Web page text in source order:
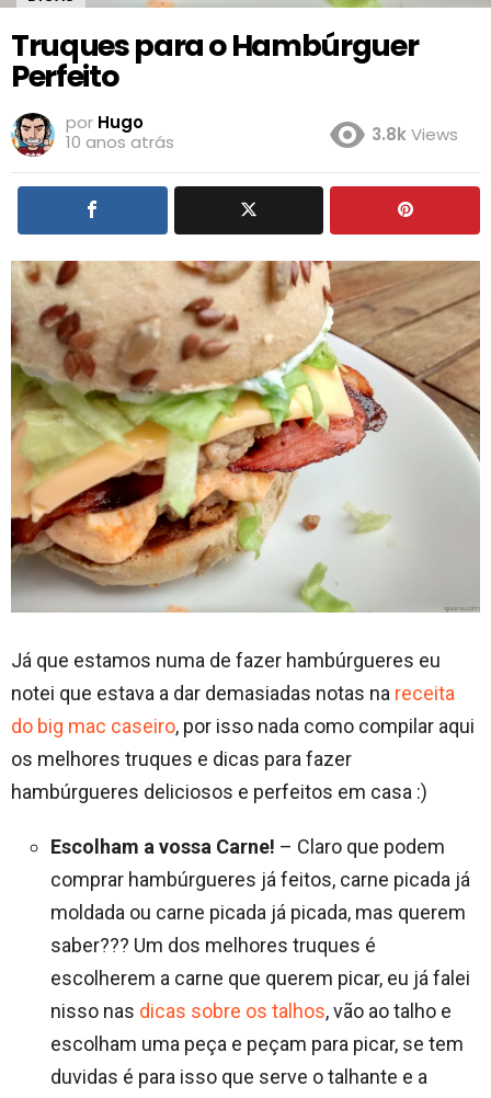
Truques para o Hambúrguer
Perfeito
por Hugo
10 anos atrás
3.8kViews
Já que estamos numa de fazer hambúrgueres eu
notei que estava a dar demasiadas notas na receita
do big mac caseiro, por isso nada como compilar aqui
os melhores truques e dicas para fazer
hambúrgueres deliciosos e perfeitos em casa :)
Escolham a vossa Carne! – Claro que podem
comprar hambúrgueres já feitos, carne picada já
moldada ou carne picada já picada, mas querem
saber??? Um dos melhores truques é
escolherem a carne que querem picar, eu já falei
nisso nas dicas sobre os talhos, vão ao talho e
escolham uma peça e peçam para picar, se tem
duvidas é para isso que serve o talhante e a